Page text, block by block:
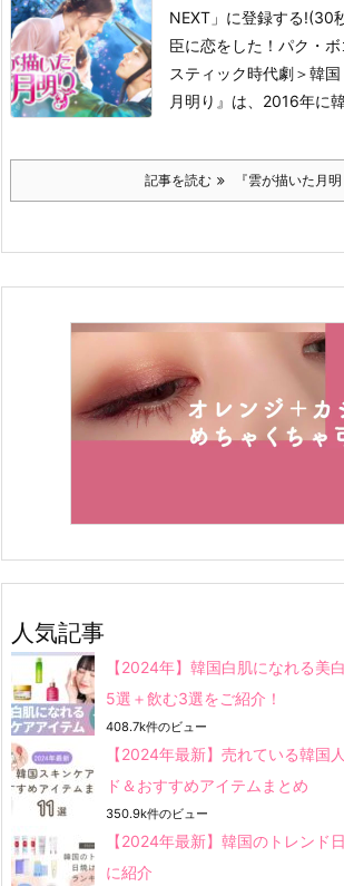
NEXT」に登録する!(30
臣に恋をした！パク・
スティック時代劇＞韓国
月明り』は、2016年に
記事を読む 『雲が描いた月明
人気記事
【2024年】韓国白肌になれる美
5選＋飲む3選をご紹介！
408.7k件のビュー
【2024年最新】売れている韓国
ド＆おすすめアイテムまとめ
350.9k件のビュー
【2024年最新】韓国のトレンド
に紹介